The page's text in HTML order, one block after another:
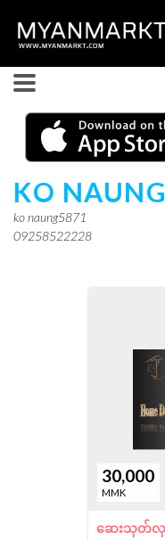
KO NAUNG
ko naung5871
09258522228
30,000
MMK